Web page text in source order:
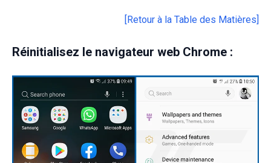
[Retour à la Table des Matières]
Réinitialisez le navigateur web Chrome :